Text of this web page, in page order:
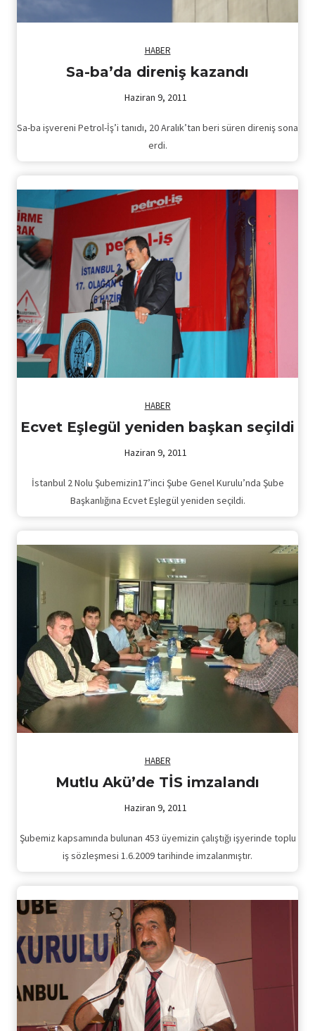
HABER
Sa-ba’da direniş kazandı
Haziran 9, 2011
Sa-ba işvereni Petrol-İş’i tanıdı, 20 Aralık’tan beri süren direniş sona
erdi.
HABER
Ecvet Eşlegül yeniden başkan seçildi
Haziran 9, 2011
İstanbul 2 Nolu Şubemizin17’inci Şube Genel Kurulu’nda Şube
Başkanlığına Ecvet Eşlegül yeniden seçildi.
HABER
Mutlu Akü’de TİS imzalandı
Haziran 9, 2011
Şubemiz kapsamında bulunan 453 üyemizin çalıştığı işyerinde toplu
iş sözleşmesi 1.6.2009 tarihinde imzalanmıştır.